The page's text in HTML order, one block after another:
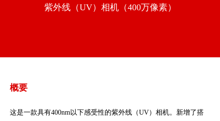
紫外线（UV）相机（400万像素）
概要
这是一款具有400nm以下感受性的紫外线（UV）相机。新增了搭